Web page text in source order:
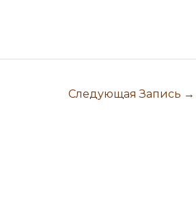
Следующая Запись →